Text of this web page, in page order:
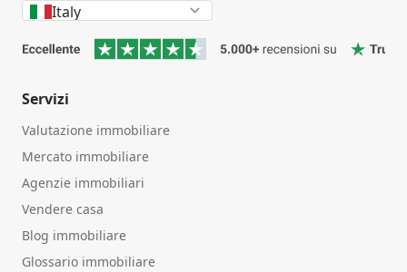
Italy
Servizi
Valutazione immobiliare
Mercato immobiliare
Agenzie immobiliari
Vendere casa
Blog immobiliare
Glossario immobiliare